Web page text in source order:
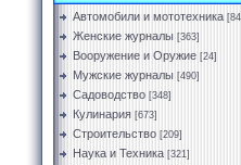
Автомобили и мототехника [84]
Женские журналы [363]
Вооружение и Оружие [24]
Мужские журналы [490]
Садоводство [348]
Кулинария [673]
Строительство [209]
Наука и Техника [321]